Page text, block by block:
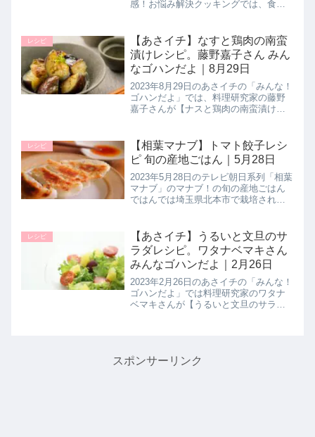
感！お悩み解決クッキングでは、食パ
真似できる食パンアイデアレシピの作
り方を詳しく紹介します。>...
レシピ
【あさイチ】なすと鶏肉の南蛮
漬けレシピ。藤野嘉子さん みん
なゴハンだよ｜8月29日
2023年8月29日のあさイチの「みんな！
ゴハンだよ」では、料理研究家の藤野
嘉子さんが【ナスと鶏肉の南蛮漬け】
酢にレモンと唐辛子を入れた盛りだく
さんの元気がでるおかずです。...
レシピ
【相葉マナブ】トマト餃子レシ
ピ 旬の産地ごはん｜5月28日
2023年5月28日のテレビ朝日系列「相葉
マナブ」のマナブ！の旬の産地ごはん
ではんでは埼玉県北本市で栽培されて
シピ【トマト餃子】作り方を教えてく
れたので詳しく紹介します。>...
レシピ
【あさイチ】うるいと文旦のサ
ラダレシピ。ワタナベマキさん
みんなゴハンだよ｜2月26日
2023年2月26日のあさイチの「みんな！
ゴハンだよ」では料理研究家のワタナ
ベマキさんが【うるいと文旦のサラ
スポンサーリンク